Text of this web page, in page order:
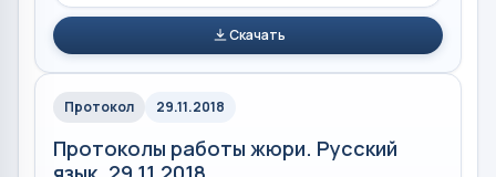
Скачать
Протокол 29.11.2018
Протоколы работы жюри. Русский